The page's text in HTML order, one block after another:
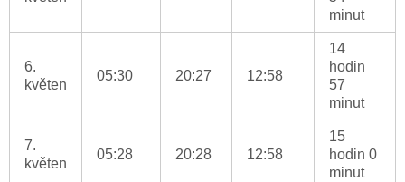
minut
6.
květen
05:30 20:27 12:58
14
hodin
57
minut
7.
květen
05:28 20:28 12:58
15
hodin 0
minut